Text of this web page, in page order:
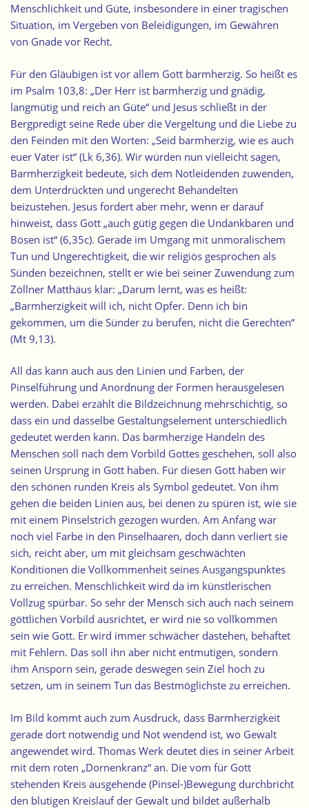
Menschlichkeit und Güte, insbesondere in einer tragischen
Situation, im Vergeben von Beleidigungen, im Gewähren
von Gnade vor Recht.
Für den Gläubigen ist vor allem Gott barmherzig. So heißt es
im Psalm 103,8: „Der Herr ist barmherzig und gnädig,
langmütig und reich an Güte“ und Jesus schließt in der
Bergpredigt seine Rede über die Vergeltung und die Liebe zu
den Feinden mit den Worten: „Seid barmherzig, wie es auch
euer Vater ist“ (Lk 6,36). Wir würden nun vielleicht sagen,
Barmherzigkeit bedeute, sich dem Notleidenden zuwenden,
dem Unterdrückten und ungerecht Behandelten
beizustehen. Jesus fordert aber mehr, wenn er darauf
hinweist, dass Gott „auch gütig gegen die Undankbaren und
Bösen ist“ (6,35c). Gerade im Umgang mit unmoralischem
Tun und Ungerechtigkeit, die wir religiös gesprochen als
Sünden bezeichnen, stellt er wie bei seiner Zuwendung zum
Zöllner Matthäus klar: „Darum lernt, was es heißt:
„Barmherzigkeit will ich, nicht Opfer. Denn ich bin
gekommen, um die Sünder zu berufen, nicht die Gerechten“
(Mt 9,13).
All das kann auch aus den Linien und Farben, der
Pinselführung und Anordnung der Formen herausgelesen
werden. Dabei erzählt die Bildzeichnung mehrschichtig, so
dass ein und dasselbe Gestaltungselement unterschiedlich
gedeutet werden kann. Das barmherzige Handeln des
Menschen soll nach dem Vorbild Gottes geschehen, soll also
seinen Ursprung in Gott haben. Für diesen Gott haben wir
den schönen runden Kreis als Symbol gedeutet. Von ihm
gehen die beiden Linien aus, bei denen zu spüren ist, wie sie
mit einem Pinselstrich gezogen wurden. Am Anfang war
noch viel Farbe in den Pinselhaaren, doch dann verliert sie
sich, reicht aber, um mit gleichsam geschwächten
Konditionen die Vollkommenheit seines Ausgangspunktes
zu erreichen. Menschlichkeit wird da im künstlerischen
Vollzug spürbar. So sehr der Mensch sich auch nach seinem
göttlichen Vorbild ausrichtet, er wird nie so vollkommen
sein wie Gott. Er wird immer schwächer dastehen, behaftet
mit Fehlern. Das soll ihn aber nicht entmutigen, sondern
ihm Ansporn sein, gerade deswegen sein Ziel hoch zu
setzen, um in seinem Tun das Bestmöglichste zu erreichen.
Im Bild kommt auch zum Ausdruck, dass Barmherzigkeit
gerade dort notwendig und Not wendend ist, wo Gewalt
angewendet wird. Thomas Werk deutet dies in seiner Arbeit
mit dem roten „Dornenkranz“ an. Die vom für Gott
stehenden Kreis ausgehende (Pinsel-)Bewegung durchbricht
den blutigen Kreislauf der Gewalt und bildet außerhalb